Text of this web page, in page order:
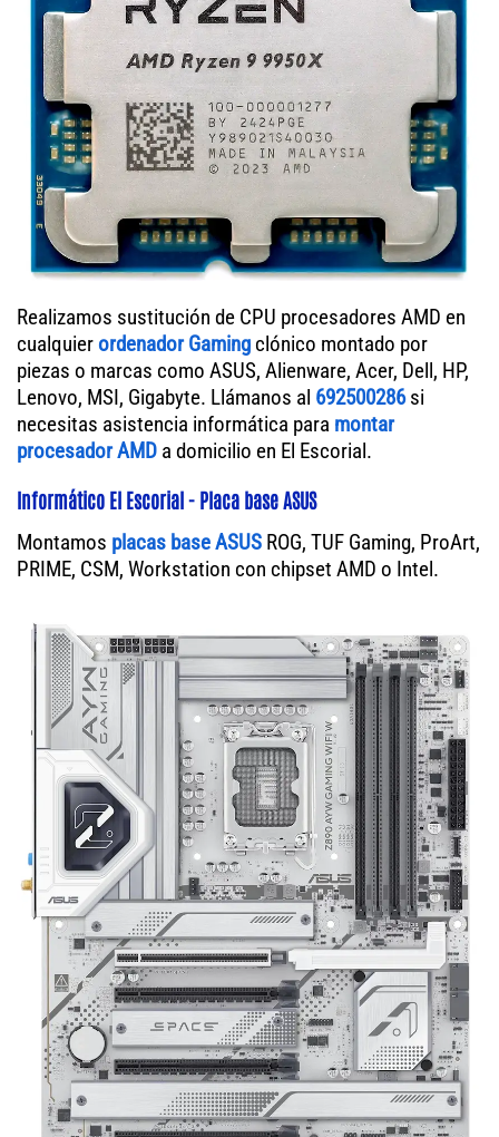
Realizamos sustitución de CPU procesadores AMD en
cualquierordenador Gaming clónico montado por
piezas o marcas como ASUS, Alienware, Acer, Dell, HP,
Lenovo, MSI, Gigabyte. Llámanos al 692500286si
necesitas asistencia informática para montar
procesador AMD a domicilio en El Escorial.
Informático El Escorial - Placa base ASUS
Montamos placas base ASUS ROG, TUF Gaming, ProArt,
PRIME, CSM, Workstation con chipset AMD o Intel.